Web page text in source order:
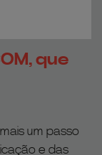
que
um passo
e das